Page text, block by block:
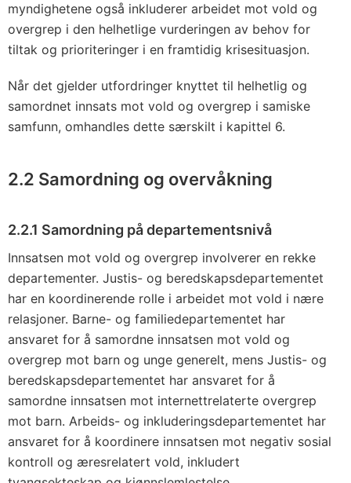
myndighetene også inkluderer arbeidet mot vold og
overgrep i den helhetlige vurderingen av behov for
tiltak og prioriteringer i en framtidig krisesituasjon.
Når det gjelder utfordringer knyttet til helhetlig og
samordnet innsats mot vold og overgrep i samiske
samfunn, omhandles dette særskilt i kapittel 6.
2.2 Samordning og overvåkning
2.2.1 Samordning på departementsnivå
Innsatsen mot vold og overgrep involverer en rekke
departementer. Justis- og beredskapsdepartementet
har en koordinerende rolle i arbeidet mot vold i nære
relasjoner. Barne- og familiedepartementet har
ansvaret for å samordne innsatsen mot vold og
overgrep mot barn og unge generelt, mens Justis- og
beredskapsdepartementet har ansvaret for å
samordne innsatsen mot internettrelaterte overgrep
mot barn. Arbeids- og inkluderingsdepartementet har
ansvaret for å koordinere innsatsen mot negativ sosial
kontroll og æresrelatert vold, inkludert